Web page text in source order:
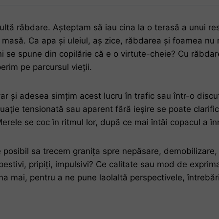
răbdare. Așteptam să iau cina la o terasă a unui
Ca apa și uleiul, aș zice, răbdarea și foamea
spune din copilărie că e o virtute-cheie? Cu
pe parcursul vieții.
și adesea simțim acest lucru în trafic sau într-o
tensionată sau aparent fără ieșire se poate
se coc în ritmul lor, după ce mai întâi copacul a
sa trecem granița spre nepăsare,
pripiți, impulsivi? Ce calitate sau mod de
mai, pentru a ne pune laolaltă perspectivele,